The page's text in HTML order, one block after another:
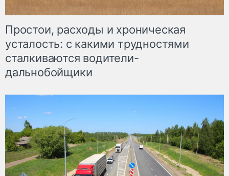
Простои, расходы и хроническая
усталость: с какими трудностями
сталкиваются водители-
дальнобойщики